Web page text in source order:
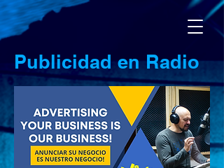
Publicidad en Radio